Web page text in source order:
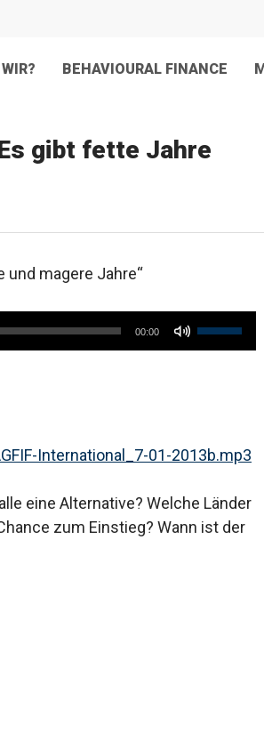
BEHAVIOURAL FINANCE
gibt fette Jahre
und magere Jahre“
00:00
regeln.
International_7-01-2013b.mp3
eine Alternative? Welche Länder
zum Einstieg? Wann ist der